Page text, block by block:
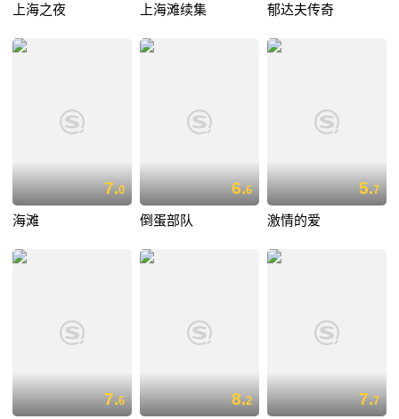
上海之夜 上海滩续集 郁达夫传奇
7.0
海滩
6.6
倒蛋部队
5.7
激情的爱
7.6 8.2 7.7